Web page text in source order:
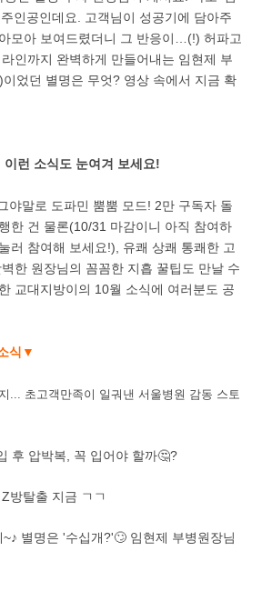
인공인데요. 고객님이 성공기에 담아주
모아 보여드렸더니 그 반응이…(!) 허파고
인까지 완벽하게 만들어내는 임현제 부
었던 별명은 무엇? 영상 속에서 지금 확
런 소식도 눈여겨 보세요!
야말로 도파민 뿜뿜 모드! 2만 구독자 돌
한 건 물론(10/31 마감이니 아직 참여하
러 참여해 보세요!), 유쾌 상쾌 통쾌한 고
한 원장님의 꼼꼼한 지흡 꿀팁도 만날 수
교대지방이의 10월 소식에 여러분도 공
식▼
... 초고객만족이 일궈낸 서울병원 감동 스토
후 압박복, 꼭 입어야 할까🤔?
방탈출 지금 ㄱㄱ
별명은 '수십개?'🙄 임현제 부병원장님